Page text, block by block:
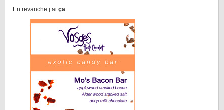
En revanche j’ai ça: